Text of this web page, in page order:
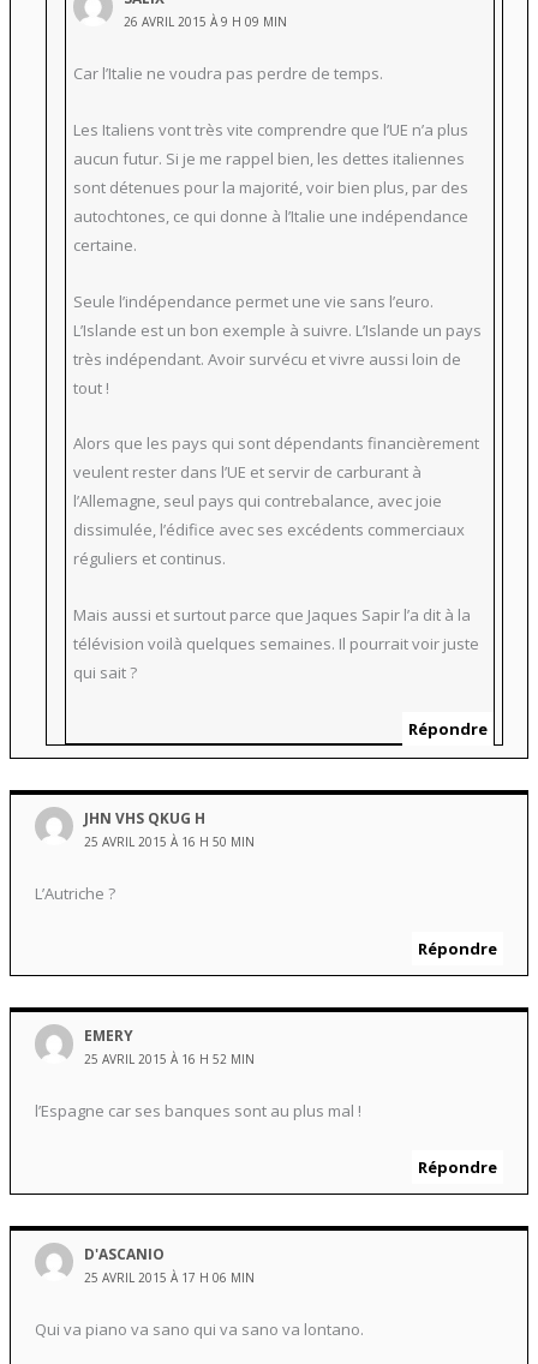
26 AVRIL 2015 À 9 H 09 MIN
Car l’Italie ne voudra pas perdre de temps.
Les Italiens vont très vite comprendre que l’UE n’a plus
aucun futur. Si je me rappel bien, les dettes italiennes
sont détenues pour la majorité, voir bien plus, par des
autochtones, ce qui donne à l’Italie une indépendance
certaine.
Seule l’indépendance permet une vie sans l’euro.
L’Islande est un bon exemple à suivre. L’Islande un pays
très indépendant. Avoir survécu et vivre aussi loin de
tout !
Alors que les pays qui sont dépendants financièrement
veulent rester dans l’UE et servir de carburant à
l’Allemagne, seul pays qui contrebalance, avec joie
dissimulée, l’édifice avec ses excédents commerciaux
réguliers et continus.
Mais aussi et surtout parce que Jaques Sapir l’a dit à la
télévision voilà quelques semaines. Il pourrait voir juste
qui sait ?
Répondre
JHN VHS QKUG H
25 AVRIL 2015 À 16 H 50 MIN
L’Autriche ?
Répondre
EMERY
25 AVRIL 2015 À 16 H 52 MIN
l’Espagne car ses banques sont au plus mal !
Répondre
D'ASCANIO
25 AVRIL 2015 À 17 H 06 MIN
Qui va piano va sano qui va sano va lontano.